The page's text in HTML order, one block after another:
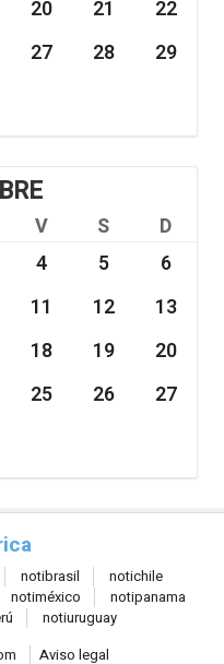
20 21
22
27 28
29
V S
D
4 5
6
11 12
13
18 19
20
25 26
27
notibrasil notichile
notiméxico notipanama
notiuruguay
Aviso legal